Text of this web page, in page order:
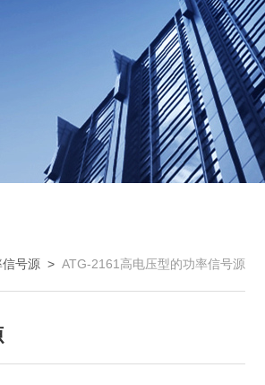
号源 > ATG-2161高电压型的功率信号源